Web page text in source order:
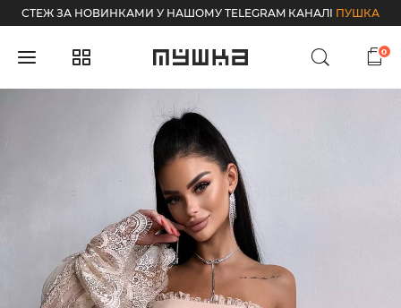
СТЕЖ ЗА НОВИНКАМИ У НАШОМУ TELEGRAM КАНАЛІ ПУШКА
0